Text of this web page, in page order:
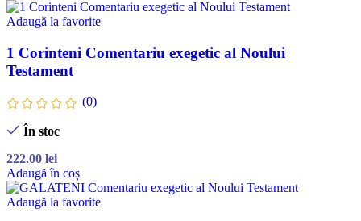
Adaugă la favorite
1 Corinteni Comentariu exegetic al Noului
Testament
(0)
În stoc
222.00 lei
Adaugă în coș
Adaugă la favorite